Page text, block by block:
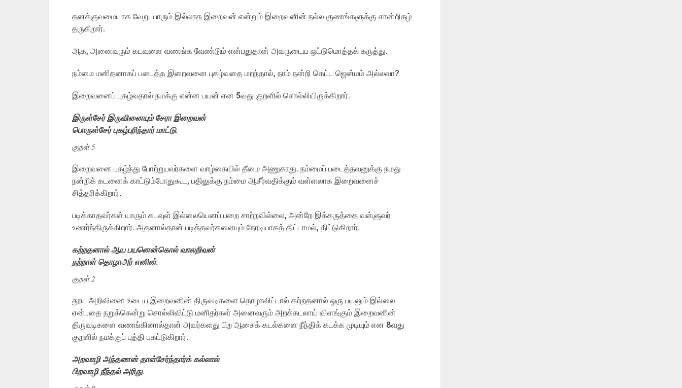
தனக்குவமையாக வேறு யாரும் இல்லாத இறைவன் என்றும் இறைவனின் நல்ல குணங்களுக்கு சான்றிதழ்
தருகிறார்.
ஆக, அனைவரும் கடவுளை வணங்க வேண்டும் என்பதுதான் அவருடைய ஒட்டுமொத்தக் கருத்து.
நம்மை மனிதனாகப் படைத்த இறைவனை புகழ்வதை மறந்தால், நாம் நன்றி கெட்ட ஜென்மம் அல்லவா?
இறைவனைப் புகழ்வதால் நமக்கு என்ன பயன் என 5வது குறளில் சொல்லியிருக்கிறார்.
இருள்சேர் இருவினையும் சேரா இறைவன்
பொருள்சேர் புகழ்புரிந்தார் மாட்டு.
குறள் 5
இறைவனை புகழ்ந்து போற்றுபவர்களை வாழ்கையில் தீமை அணுகாது. நம்மைப் படைத்தவனுக்கு நமது
நன்றிக் கடனைக் காட்டும்போதுகூட, பதிலுக்கு நம்மை ஆசீர்வதிக்கும் வள்ளலாக இறைவனைச்
சித்தரிக்கிறார்.
படிக்காதவர்கள் யாரும் கடவுள் இல்லையெனப் பறை சாற்றவில்லை, அன்றே இக்கருத்தை வள்ளுவர்
உணர்ந்திருக்கிறார். அதனால்தான் படித்தவர்களையும் நேரடியாகத் திட்டாமல், திட்டுகிறார்.
கற்றதனால் ஆய பயனென்கொல் வாலறிவன்
நற்றாள் தொழாஅர் எனின்.
குறள் 2
தூய அறிவினை உடைய இறைவனின் திருவடிகளை தொழாவிட்டால் கற்றதனால் ஒரு பயனும் இல்லை
என்பதை நறுக்கென்று சொல்லிவிட்டு மனிதர்கள் அனைவரும் அறக்கடலாய் விளங்கும் இறைவனின்
திருவடிகளை வணங்கினால்தான் அவர்களது பிற ஆசைக் கடல்களை நீந்திக் கடக்க முடியும் என 8வது
குறளில் நமக்குப் புத்தி புகட்டுகிறார்.
அறவாழி அந்தணன் தாள்சேர்ந்தார்க் கல்லால்
பிறவாழி நீந்தல் அரிது.